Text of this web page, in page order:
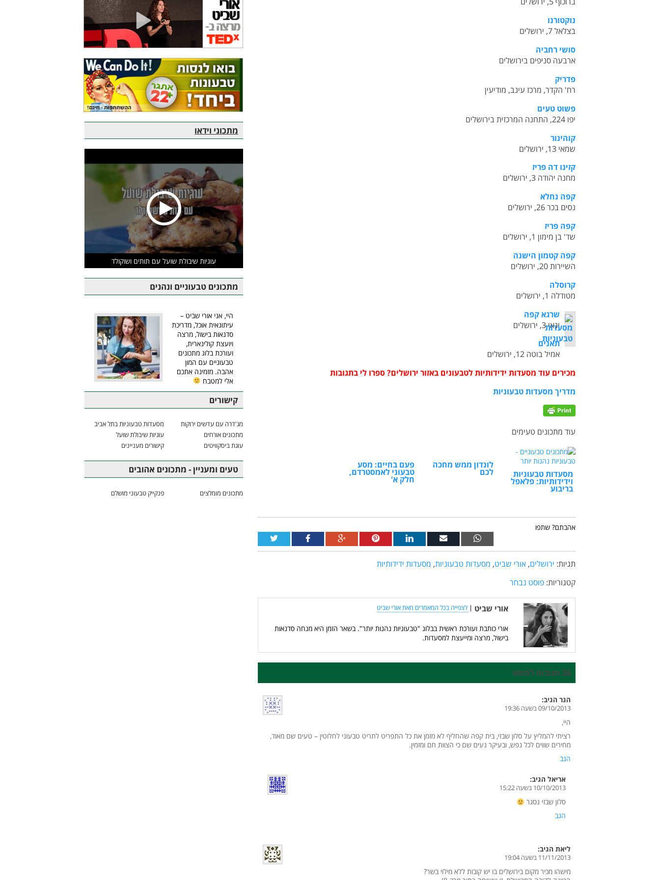
נוקטורנו
בצלאל 7, ירושלים
סושי רחביה
ארבעה סניפים בירושלים
פדריק
רח' הקדר, מרכז עינב, מודיעין
פשוט טעים
יפו 224, התחנה המרכזית בירושלים
קוהינור
שמאי 13, ירושלים
קזינו דה פריז
מחנה יהודה 3, ירושלים
קפה נחלא
נסים בכר 26, ירושלים
קפה פריז
שד' בן מימון 1, ירושלים
קפה קטמון הישנה
השיירות 20, ירושלים
קרוסלה
מטודלה 1, ירושלים
שרגא קפה
ינאי 3, ירושלים
תאנים
אמיל בוטה 12, ירושלים
מכירים עוד מסעדות ידידותיות לטבעונים באזור ירושלים? ספרו לי בתגובות
מדריך מסעדות טבעוניות
עוד מתכונים טעימים
מסעדות טבעוניות
וידידותיות: פלאפל
בריבוע
לונדון ממש מחכה
לכם
פעם בחיים: מסע
טבעוני לאמסטרדם,
חלק א'
אהבתם? שתפו
תגיות: ירושלים, אורי שביט, מסעדות טבעוניות, מסעדות ידידותיות
קטגוריות: פוסט נבחר
אורי שביט | לצפייה בכל המאמרים מאת אורי שביט
אורי כותבת ועורכת ראשית בבלוג "טבעוניות נהנות יותר". בשאר הזמן היא מנחה סדנאות
בישול, מרצה ומייעצת למסעדות.
36 תגובות לפוסט
הגר הגיב:
09/10/2013 בשעה 19:36
היי,
רציתי להמליץ על סלון שבזי, בית קפה שהחליף לא מזמן את כל התפריט לתריט טבעוני לחלוטין – טעים שם מאוד,
מחירים שווים לכל נפש, ובעיקר נעים שם כי הצוות חם ומזמין.
הגב
אריאל הגיב:
10/10/2013 בשעה 15:22
סלון שבזי נסגר
הגב
ליאת הגיב:
11/11/2013 בשעה 19:04
מישהו מכיר מקום בירושלים בו יש קובות ללא מילוי בשר?
מתכוני וידאו
עוגיות שיבולת שועל עם תותים ושוקולד
מתכונים טבעוניים ונהנים
היי, אני אורי שביט –
עיתונאית אוכל, מדריכת
סדנאות בישול, מרצה
ויועצת קולינארית,
ועורכת בלוג מתכונים
טבעוניים עם המון
אהבה. מזמינה אתכם
אלי למטבח
קישורים
מג'דרה עם עדשים ירוקות
מסעדות טבעוניות בתל אביב
מתכונים אורחים
עוגיות שיבולת שועל
עוגת ביסקוויטים
קישורים מעניינים
טעים ומעניין - מתכונים אהובים
מתכונים מומלצים פנקייק טבעוני מושלם